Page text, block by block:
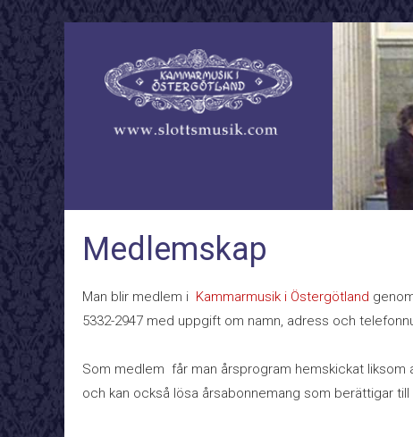
Medlemskap
Man blir medlem i Kammarmusik i Östergötland
5332-2947 med uppgift om namn, adress och
Som medlem får man årsprogram hemskickat liksom
och kan också lösa årsabonnemang som berättigar